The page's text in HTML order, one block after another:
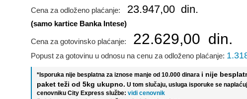
Cena za odloženo plaćanje: 23.947,00 din.
(samo kartice Banka Intese)
Cena za gotovinsko plaćanje: 22.629,00 din.
Popust za gotovinu u odnosu na cenu za odloženo plaćanje:
*Isporuka nije besplatna za iznose manje od 10.000 dinara i nije
paket teži od 5kg ukupno. U tom slučaju, usluga isporuke se
cenovniku City Express službe: vidi cenovnik